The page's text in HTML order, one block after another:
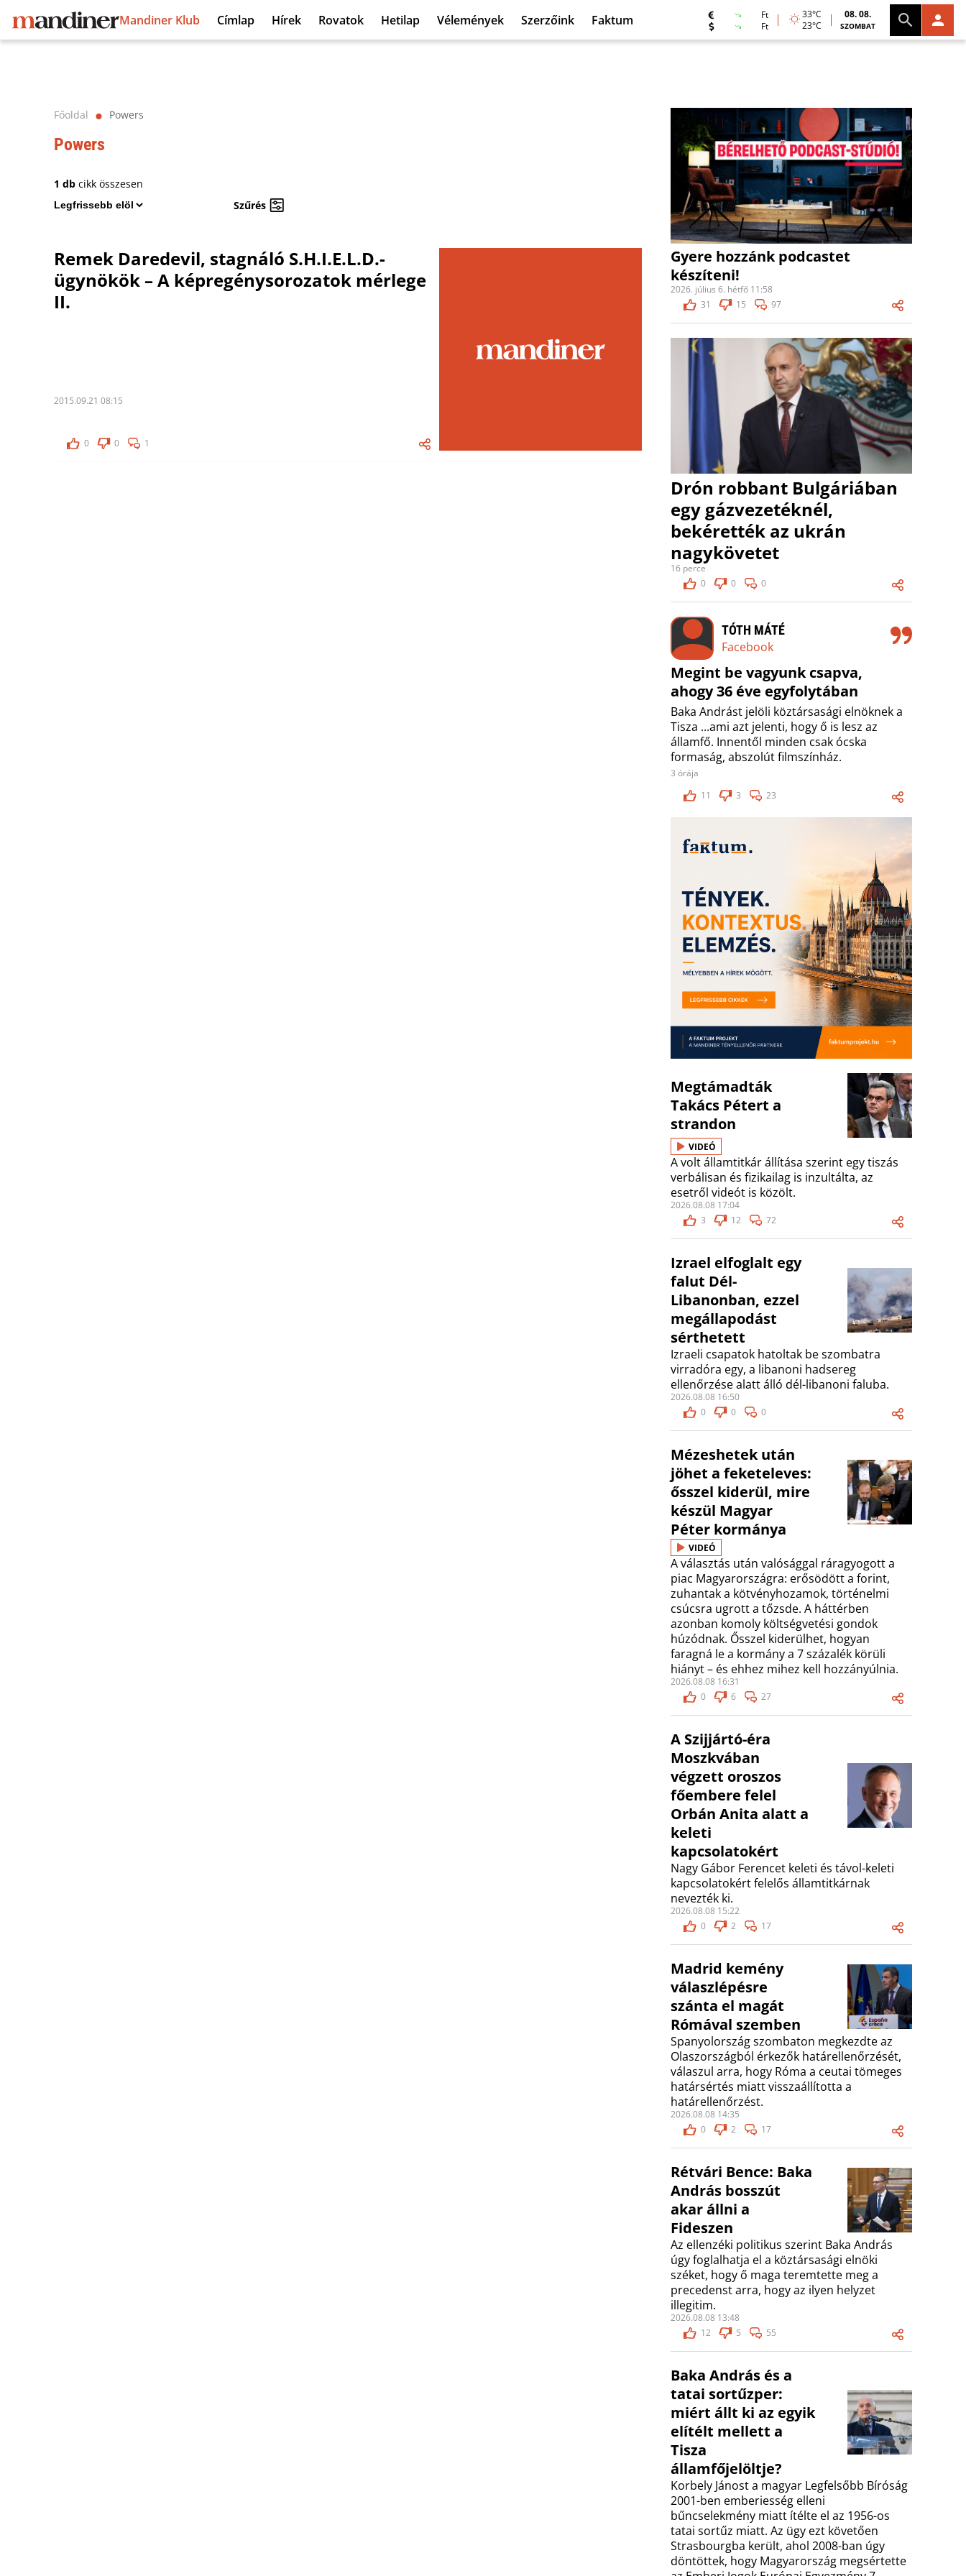
Mandiner Klub Címlap Hírek Rovatok Hetilap Vélemények Szerzőink Faktum
Ft
Ft
33°C
23°C
08. 08.
SZOMBAT
Főoldal ⬤ Powers
Powers
1 db cikk összesen
Szűrés
Remek Daredevil, stagnáló S.H.I.E.L.D.-
ügynökök – A képregénysorozatok mérlege
II.
2015.09.21 08:15
0 0 1
Gyere hozzánk podcastet
készíteni!
2026. július 6. hétfő 11:58
31
15 97
Drón robbant Bulgáriában
egy gázvezetéknél,
bekérették az ukrán
nagykövetet
16 perce
0
0 0
TÓTH MÁTÉ
Facebook
Megint be vagyunk csapva,
ahogy 36 éve egyfolytában
Baka Andrást jelöli köztársasági elnöknek a
Tisza ...ami azt jelenti, hogy ő is lesz az
államfő. Innentől minden csak ócska
formaság, abszolút filmszínház.
3 órája
11
3 23
Megtámadták
Takács Pétert a
strandon
VIDEÓ
A volt államtitkár állítása szerint egy tiszás
verbálisan és fizikailag is inzultálta, az
esetről videót is közölt.
2026.08.08 17:04
3
12 72
Izrael elfoglalt egy
falut Dél-
Libanonban, ezzel
megállapodást
sérthetett
Izraeli csapatok hatoltak be szombatra
virradóra egy, a libanoni hadsereg
ellenőrzése alatt álló dél-libanoni faluba.
2026.08.08 16:50
0
0 0
Mézeshetek után
jöhet a feketeleves:
ősszel kiderül, mire
készül Magyar
Péter kormánya
VIDEÓ
A választás után valósággal ráragyogott a
piac Magyarországra: erősödött a forint,
zuhantak a kötvényhozamok, történelmi
csúcsra ugrott a tőzsde. A háttérben
azonban komoly költségvetési gondok
húzódnak. Ősszel kiderülhet, hogyan
faragná le a kormány a 7 százalék körüli
hiányt – és ehhez mihez kell hozzányúlnia.
2026.08.08 16:31
0
6 27
A Szijjártó-éra
Moszkvában
végzett oroszos
főembere felel
Orbán Anita alatt a
keleti
kapcsolatokért
Nagy Gábor Ferencet keleti és távol-keleti
kapcsolatokért felelős államtitkárnak
nevezték ki.
2026.08.08 15:22
0
2 17
Madrid kemény
válaszlépésre
szánta el magát
Rómával szemben
Spanyolország szombaton megkezdte az
Olaszországból érkezők határellenőrzését,
válaszul arra, hogy Róma a ceutai tömeges
határsértés miatt visszaállította a
határellenőrzést.
2026.08.08 14:35
0
2 17
Rétvári Bence: Baka
András bosszút
akar állni a
Fideszen
Az ellenzéki politikus szerint Baka András
úgy foglalhatja el a köztársasági elnöki
széket, hogy ő maga teremtette meg a
precedenst arra, hogy az ilyen helyzet
illegitim.
2026.08.08 13:48
12
5 55
Baka András és a
tatai sortűzper:
miért állt ki az egyik
elítélt mellett a
Tisza
államfőjelöltje?
Korbely Jánost a magyar Legfelsőbb Bíróság
2001-ben emberiesség elleni
bűncselekmény miatt ítélte el az 1956-os
tatai sortűz miatt. Az ügy ezt követően
Strasbourgba került, ahol 2008-ban úgy
döntöttek, hogy Magyarország megsértette